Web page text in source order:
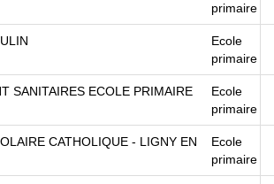
primaire
Ecole
primaire
SANITAIRES ECOLE PRIMAIRE
Ecole
primaire
CATHOLIQUE - LIGNY EN
Ecole
primaire